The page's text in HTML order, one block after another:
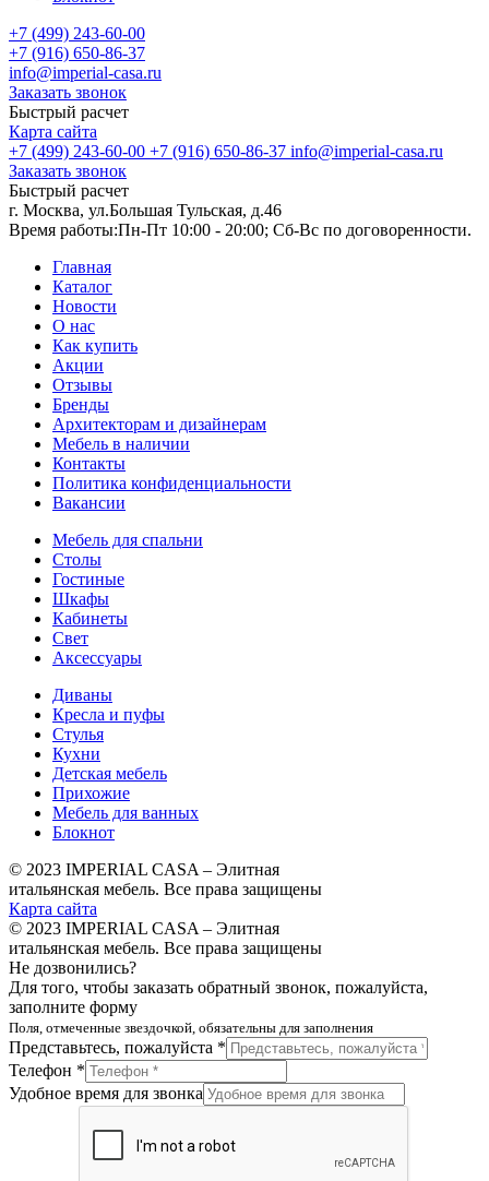
+7 (499) 243-60-00
+7 (916) 650-86-37
info@imperial-casa.ru
Заказать звонок
Быстрый расчет
Карта сайта
+7 (499) 243-60-00 +7 (916) 650-86-37 info@imperial-casa.ru
Заказать звонок
Быстрый расчет
г. Москва, ул.Большая Тульская, д.46
Время работы:Пн-Пт 10:00 - 20:00; Сб-Вс по договоренности.
Главная
Каталог
Новости
О нас
Как купить
Акции
Отзывы
Бренды
Архитекторам и дизайнерам
Мебель в наличии
Контакты
Политика конфиденциальности
Вакансии
Мебель для спальни
Столы
Гостиные
Шкафы
Кабинеты
Свет
Аксессуары
Диваны
Кресла и пуфы
Стулья
Кухни
Детская мебель
Прихожие
Мебель для ванных
Блокнот
© 2023 IMPERIAL CASA – Элитная
итальянская мебель. Все права защищены
Карта сайта
© 2023 IMPERIAL CASA – Элитная
итальянская мебель. Все права защищены
Не дозвонились?
Для того, чтобы заказать обратный звонок, пожалуйста,
заполните форму
Поля, отмеченные звездочкой, обязательны для заполнения
Представьтесь, пожалуйста *
Телефон *
Удобное время для звонка